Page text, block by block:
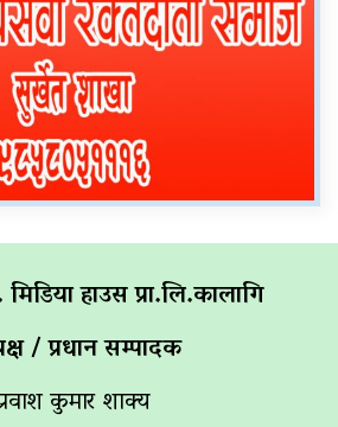
मिडिया हाउस प्रा.लि.कालागि
/ प्रधान सम्पादक
कुमार शाक्य